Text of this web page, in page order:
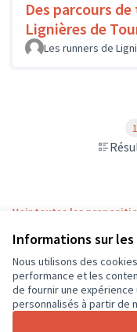
Informations sur
Nous utilisons des
performance et les
de fournir une
personnalisés à partir de
Des parcours
Lignières de
Les runners de
1
Voir toutes les
Conditions d'utilisation
Paramètres des cookies
CD37 sur X
(Lien externe)
CD37 sur Facebook
CD37 surCD37 sur
(Lien